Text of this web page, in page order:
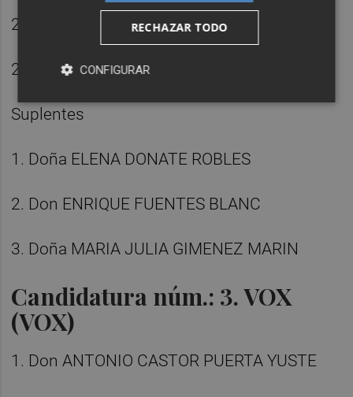
20. Don JOSE MORENO MEDINA
21. Doña MARIA ISABEL RUZAFA CELDRAN
Suplentes
1. Doña ELENA DONATE ROBLES
2. Don ENRIQUE FUENTES BLANC
3. Doña MARIA JULIA GIMENEZ MARIN
Candidatura núm.: 3. VOX
(VOX)
1. Don ANTONIO CASTOR PUERTA YUSTE
RECHAZAR TODO
CONFIGURAR